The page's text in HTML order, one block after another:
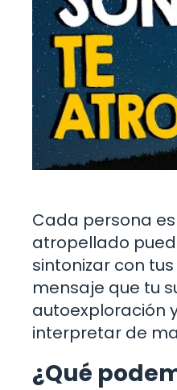
Cada persona
atropellado
sintonizar con
mensaje que tu
autoexploración
interpretar de
¿Qué